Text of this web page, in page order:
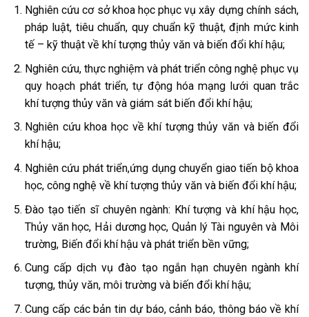
Nghiên cứu cơ sở khoa học phục vụ xây dựng chính sách,
pháp luật, tiêu chuẩn, quy chuẩn kỹ thuật, định mức kinh
tế – kỹ thuật về khí tượng thủy văn và biến đổi khí hậu;
Nghiên cứu, thực nghiệm và phát triển công nghệ phục vụ
quy hoạch phát triển, tự động hóa mạng lưới quan trắc
khí tượng thủy văn và giám sát biến đổi khí hậu;
Nghiên cứu khoa học về khí tượng thủy văn và biến đổi
khí hậu;
Nghiên cứu phát triển,ứng dụng chuyển giao tiến bộ khoa
học, công nghệ về khí tượng thủy văn và biến đổi khí hậu;
Đào tạo tiến sĩ chuyên ngành: Khí tượng và khí hậu học,
Thủy văn học, Hải dương học, Quản lý Tài nguyên và Môi
trường, Biến đổi khí hậu và phát triển bền vững;
Cung cấp dịch vụ đào tạo ngắn hạn chuyên ngành khí
tượng, thủy văn, môi trường và biến đổi khí hậu;
Cung cấp các bản tin dự báo, cảnh báo, thông báo về khí